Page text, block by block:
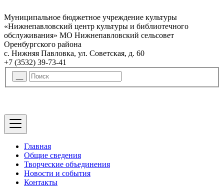
Муниципальное бюджетное учреждение культуры
«Нижнепавловский центр культуры и библиотечного
обслуживания» МО Нижнепавловский сельсовет
Оренбургского района
с. Нижняя Павловка, ул. Советская, д. 60
+7 (3532) 39-73-41
Главная
Общие сведения
Творческие объединения
Новости и события
Контакты